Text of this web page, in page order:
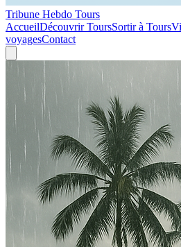
Tribune Hebdo Tours
AccueilDécouvrir ToursSortir à Tours
voyagesContact